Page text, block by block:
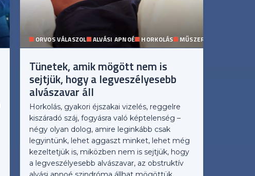
ORVOS VÁLASZOL ALVÁSI APNOÉ HORKOLÁS MŰSZERES
Tünetek, amik mögött nem is
sejtjük, hogy a legveszélyesebb
alvászavar áll
Horkolás, gyakori éjszakai vizelés, reggelre
kiszáradó száj, fogyásra való képtelenség –
négy olyan dolog, amire leginkább csak
legyintünk, lehet aggaszt minket, lehet még
kezeltetjük is, miközben nem is sejtjük, hogy
a legveszélyesebb alvászavar, az obstruktív